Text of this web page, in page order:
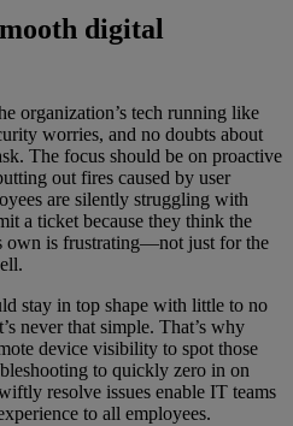
digital
organization’s tech running like
worries, and no doubts about
The focus should be on proactive
out fires caused by user
are silently struggling with
a ticket because they think the
own is frustrating—not just for the
stay in top shape with little to no
never that simple. That’s why
device visibility to spot those
to quickly zero in on
resolve issues enable IT teams
to all employees.